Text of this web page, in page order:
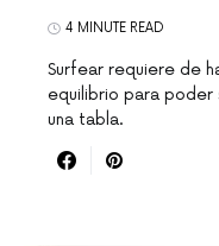
4 MINUTE READ
Surfear requiere de
equilibrio para poder
una tabla.